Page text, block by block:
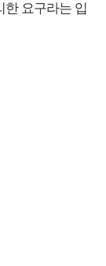
한 요구라는 입